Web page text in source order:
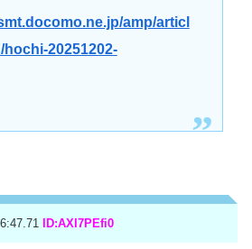
amp/articl
20251202-
ID:AXI7PEfi0